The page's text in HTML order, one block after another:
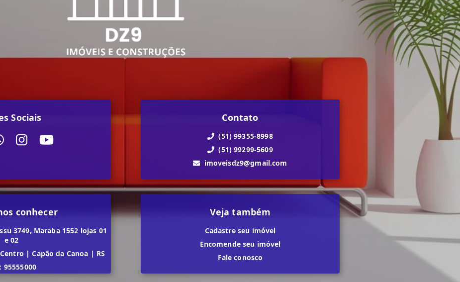
Sociais Contato
(51) 99355-8998
(51) 99299-5609
imoveisdz9@gmail.com
conhecer
3749, Maraba 1552 lojas 01
e 02
| Capão da Canoa | RS
95555000
Veja também
Cadastre seu imóvel
Encomende seu imóvel
Fale conosco